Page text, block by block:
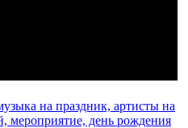
на праздник, артисты на
мероприятие, день рождения